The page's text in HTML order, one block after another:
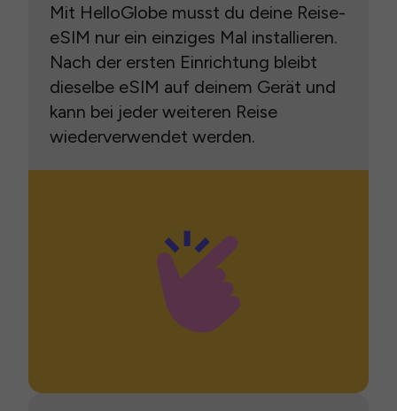
Mit HelloGlobe musst du deine Reise-
eSIM nur ein einziges Mal installieren.
Nach der ersten Einrichtung bleibt
dieselbe eSIM auf deinem Gerät und
kann bei jeder weiteren Reise
wiederverwendet werden.